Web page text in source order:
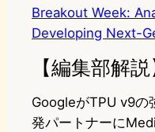
Breakout Week:
Developing Next-
【編集部解説
GoogleがTPU v9の
発パートナーに